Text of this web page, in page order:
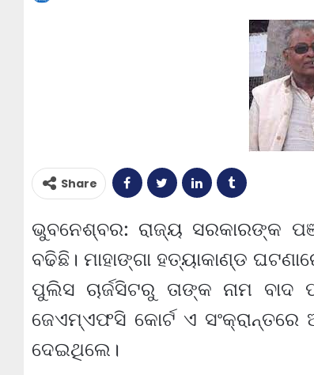
Share
ଭୁବନେଶ୍ବର: ରାଜ୍ୟ ସରକାରଙ୍କ
ବଢିଛି। ମାହାଙ୍ଗା ହତ୍ୟାକାଣ୍ଡ
ପୁଲିସ ଚାର୍ଜସିଟରୁ ତାଙ୍କ ନାମ ବାଦ
ଜେଏମ୍ଏଫସି କୋର୍ଟ ଏ ସଂକ୍ରାନ୍ତରେ
ଦେଇଥିଲେ।